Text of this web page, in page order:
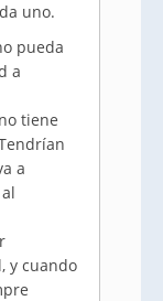
uno.
pueda
a
tiene
a
y cuando